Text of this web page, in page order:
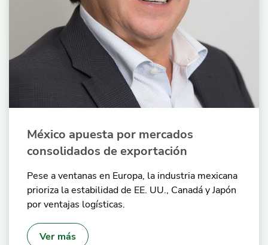
México apuesta por mercados
consolidados de exportación
Pese a ventanas en Europa, la industria mexicana
prioriza la estabilidad de EE. UU., Canadá y Japón
por ventajas logísticas.
Ver más